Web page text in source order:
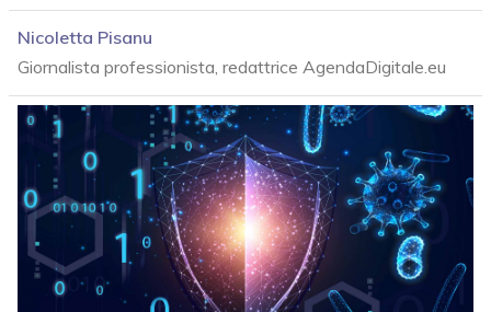
Nicoletta Pisanu
Giornalista professionista, redattrice AgendaDigitale.eu